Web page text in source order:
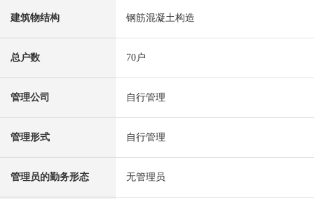
建筑物结构 钢筋混凝土构造
总户数 70户
管理公司 自行管理
管理形式 自行管理
管理员的勤务形态 无管理员